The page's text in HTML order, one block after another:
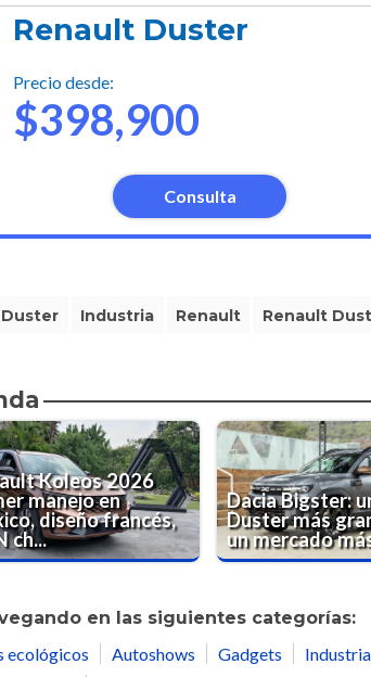
Renault Duster
Precio desde:
$398,900
Consulta
Industria Renault Renault
Koleos 2026
manejo en
diseño francés,
ch...
Dacia Bigster:
Duster más
un mercado
en las siguientes categorías:
ecológicos Autoshows Gadgets Industria